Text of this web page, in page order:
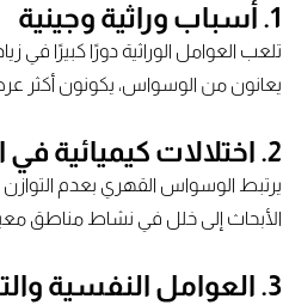
1. أسباب وراثية وجينية
تلعب العوامل الوراثية دورًا كبيرًا
يعانون من الوسواس، يكونون أكثر
2. اختلالات كيميائية في الدماغ
يرتبط الوسواس القهري بعدم
الأبحاث إلى خلل في نشاط مناطق
3. العوامل النفسية والتربوية